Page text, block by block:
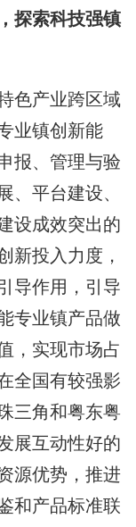
探索科技强镇
色产业跨区域
业镇创新能
报、管理与验
、平台建设、
设成效突出的
新投入力度，
导作用，引导
专业镇产品做
，实现市场占
全国有较强影
三角和粤东粤
展互动性好的
源优势，推进
和产品标准联